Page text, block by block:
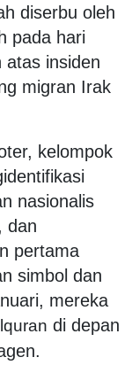
diserbu oleh
pada hari
atas insiden
migran Irak
kelompok
nasionalis
dan
pertama
simbol dan
mereka
quran di depan